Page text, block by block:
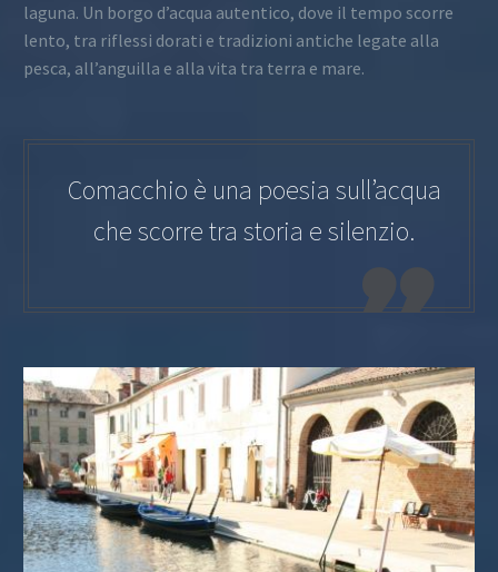
laguna. Un borgo d’acqua autentico, dove il tempo scorre
lento, tra riflessi dorati e tradizioni antiche legate alla
pesca, all’anguilla e alla vita tra terra e mare.
Comacchio è una poesia sull’acqua
che scorre tra storia e silenzio.
